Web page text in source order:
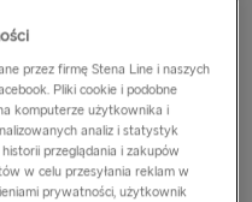
„prawdziwa północ
na północ
czy chcesz
życiem kulturalnym i
doznań, czy też
przez firmę Stena Line i naszych
Pliki cookie i podobne
komputerze użytkownika i
analiz i statystyk
przeglądania i zakupów
w celu przesyłania reklam w
prywatności, użytkownik